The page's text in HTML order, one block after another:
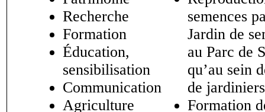
Recherche
Formation
Éducation,
sensibilisation
Communication
Agriculture
semences
Jardin de
au Parc de
qu’au sein
de
Formation